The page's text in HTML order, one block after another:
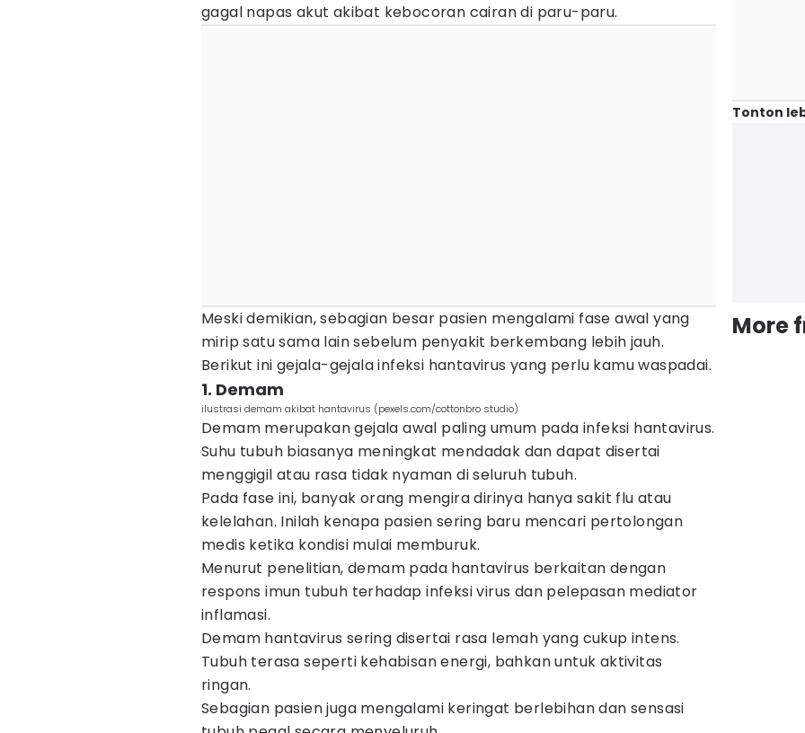
gagal napas akut akibat kebocoran cairan di paru-paru.
Meski demikian, sebagian besar pasien mengalami fase awal yang
mirip satu sama lain sebelum penyakit berkembang lebih jauh.
Berikut ini gejala-gejala infeksi hantavirus yang perlu kamu waspadai.
1. Demam
ilustrasi demam akibat hantavirus (pexels.com/cottonbro studio)
Demam merupakan gejala awal paling umum pada infeksi hantavirus.
Suhu tubuh biasanya meningkat mendadak dan dapat disertai
menggigil atau rasa tidak nyaman di seluruh tubuh.
Pada fase ini, banyak orang mengira dirinya hanya sakit flu atau
kelelahan. Inilah kenapa pasien sering baru mencari pertolongan
medis ketika kondisi mulai memburuk.
Menurut penelitian, demam pada hantavirus berkaitan dengan
respons imun tubuh terhadap infeksi virus dan pelepasan mediator
inflamasi.
Demam hantavirus sering disertai rasa lemah yang cukup intens.
Tubuh terasa seperti kehabisan energi, bahkan untuk aktivitas
ringan.
Sebagian pasien juga mengalami keringat berlebihan dan sensasi
Tonton
More